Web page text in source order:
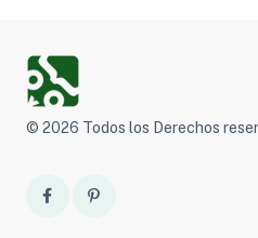
© 2026 Todos los Derechos